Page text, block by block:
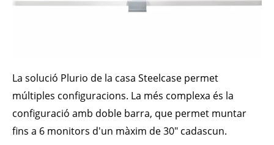
La solució Plurio de la casa Steelcase permet
múltiples configuracions. La més complexa és la
configuració amb doble barra, que permet muntar
fins a 6 monitors d'un màxim de 30" cadascun.